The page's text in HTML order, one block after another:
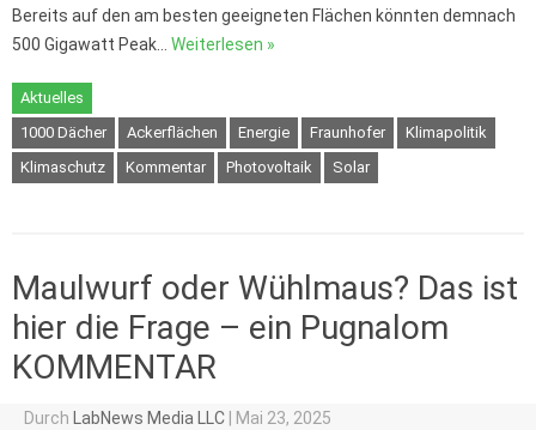
Bereits auf den am besten geeigneten Flächen könnten demnach
500 Gigawatt Peak… Weiterlesen »
Aktuelles
1000 Dächer
Ackerflächen Energie Fraunhofer
Klimapolitik
Klimaschutz
Kommentar Photovoltaik Solar
Maulwurf oder Wühlmaus? Das ist
hier die Frage – ein Pugnalom
KOMMENTAR
Durch LabNews Media LLC Mai 23, 2025